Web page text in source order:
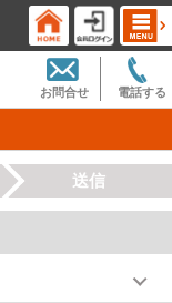
電話する
お問合せ
送信